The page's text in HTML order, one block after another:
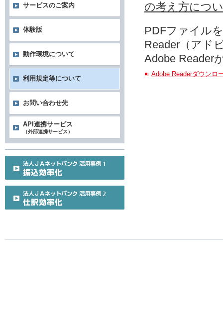
の考え方につ
PDFファイル
Reader（アド
Adobe Reader
Adobe Readerダウンロ
サービスのご案内
体験版
動作環境について
利用規定等について
お問い合わせ先
API連携サービス
（外部連携サービス）